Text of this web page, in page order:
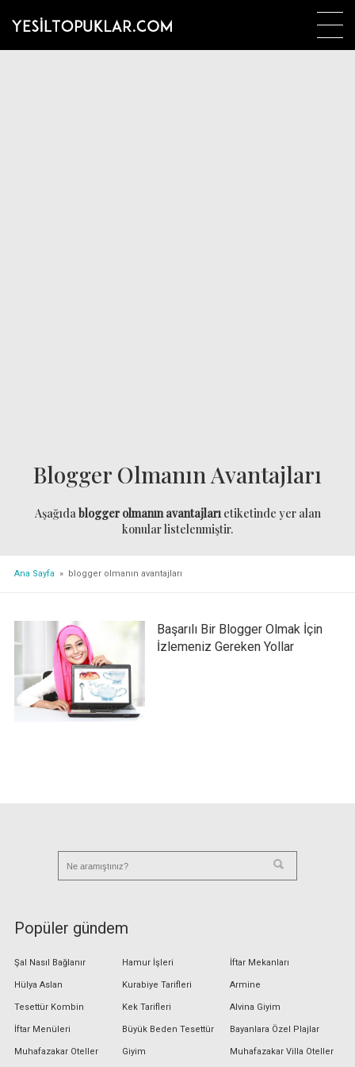
Blogger Olmanın Avantajları
Aşağıdablogger olmanın avantajlarıetiketinde yer alan
konular listelenmiştir.
Ana Sayfa » blogger olmanın avantajları
Başarılı Bir Blogger Olmak İçin
İzlemeniz Gereken Yollar
Popüler gündem
Şal Nasıl Bağlanır
Hülya Aslan
Tesettür Kombin
İftar Menüleri
Muhafazakar Oteller
Hamur İşleri
Kurabiye Tarifleri
Kek Tarifleri
Büyük Beden Tesettür
Giyim
İftar Mekanları
Armine
Alvina Giyim
Bayanlara Özel Plajlar
Muhafazakar Villa Oteller